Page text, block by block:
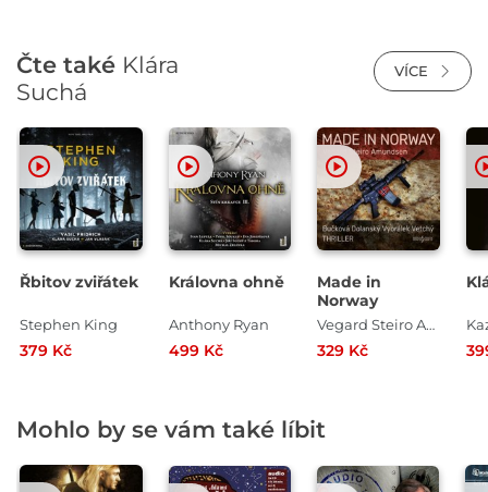
Čte také Klára
Suchá
VÍCE
Řbitov zviřátek
Stephen King
379 Kč
Královna ohně
Anthony Ryan
499 Kč
Made in
Norway
Vegard Steiro Amundsen
329 Kč
Mohlo by se vám také líbit